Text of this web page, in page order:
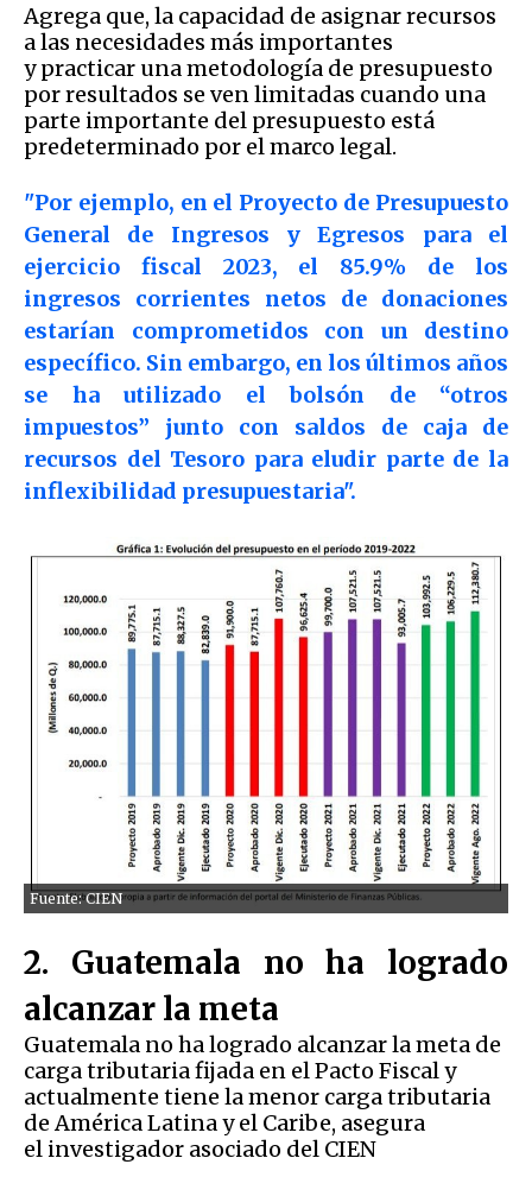
Agrega que, la capacidad de asignar recursos
a las necesidades más importantes
y practicar una metodología de presupuesto
por resultados se ven limitadas cuando una
parte importante del presupuesto está
predeterminado por el marco legal.
"Por ejemplo, en el Proyecto de Presupuesto
General de Ingresos y Egresos para el
ejercicio fiscal 2023, el 85.9% de los
ingresos corrientes netos de donaciones
estarían comprometidos con un destino
específico. Sin embargo, en los últimos años
se ha utilizado el bolsón de “otros
impuestos” junto con saldos de caja de
recursos del Tesoro para eludir parte de la
inflexibilidad presupuestaria".
Fuente: CIEN
2. Guatemala no ha logrado
alcanzar la meta
Guatemala no ha logrado alcanzar la meta de
carga tributaria fijada en el Pacto Fiscal y
actualmente tiene la menor carga tributaria
de América Latina y el Caribe, asegura
el investigador asociado del CIEN